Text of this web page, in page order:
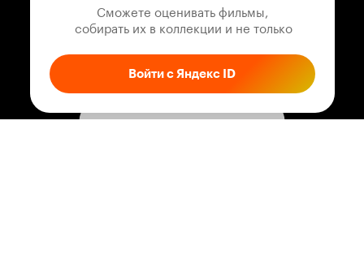
Сможете оценивать фильмы,
собирать их в коллекции и не только
Войти с Яндекс ID